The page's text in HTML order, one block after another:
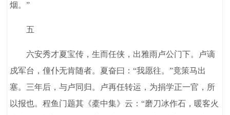
烟。”
五
六安秀才夏宝传，生而任侠，出雅雨卢公门下。卢谪
戍军台，僮仆无肯随者。夏奋曰：“我愿往。”竟策马出
塞。三年后，与卢同归。卢再任转运，为捐学正一官，所
以报也。程鱼门题其《橐中集》云：“磨刀冰作石，暖客火